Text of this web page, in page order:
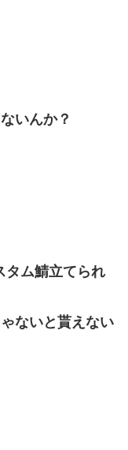
いんか？
タム鯖立てられ
ないと貰えない